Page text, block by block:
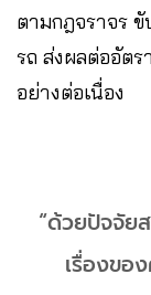
ตามกฎจราจร
รถ ส่งผลต่ออัตร
อย่างต่อเนื่อง
“ด้วยปัจจัย
เรื่องขอ